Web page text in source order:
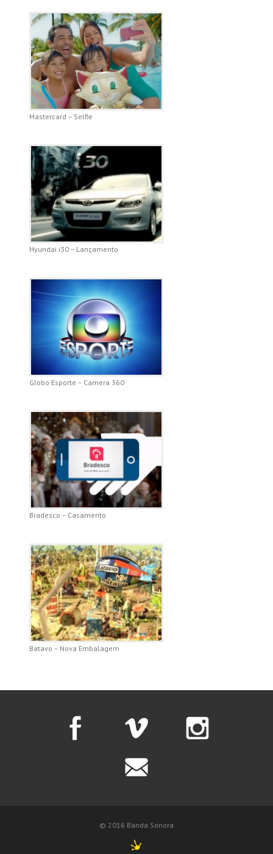
Mastercard – Selfie
Hyundai i30 – Lançamento
Globo Esporte – Camera 360
Bradesco – Casamento
Batavo – Nova Embalagem
© 2016 Banda Sonora
byFrog